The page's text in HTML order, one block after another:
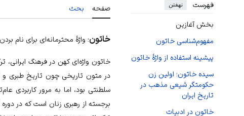
فهرست نهفتن
بخش آغازین
مفهوم‌شناسی خاتون
پیشینه استفاده از واژهٔ خاتون
سیده خاتون؛ اولین زن
حکومتگر شیعی مذهب در
تاریخ ایران
خاتون در ادبیات
صفحه بحث
خاتون؛ واژهٔ محترمانه‌ای برای نام بردن
خاتون واژه‌ای کهن در فرهنگ ایرانی،
در متون تاریخی چون تاریخ طبری و
سلطنتی بود، اما به مرور کاربردی
برجسته از رهبری زنان است که در دوره